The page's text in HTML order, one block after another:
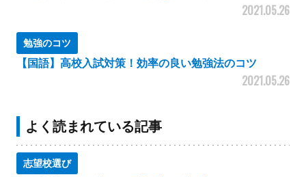
2021.05.26
勉強のコツ
【国語】高校入試対策！効率の良い勉強法のコツ
2021.05.26
よく読まれている記事
志望校選び